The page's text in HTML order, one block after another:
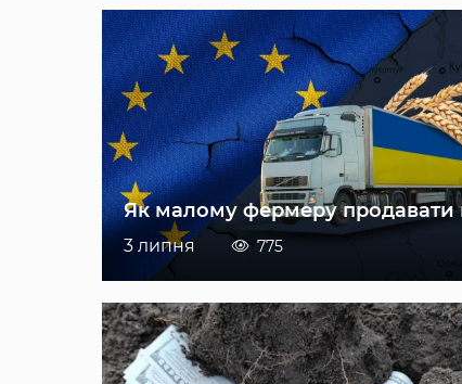
Як малому фермеру продавати
3 липня 775